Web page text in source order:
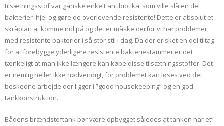
tilsætningsstof var ganske enkelt antibiotika, som ville slå en del
bakterier ihjel og gøre de overlevende resistente! Dette er absolut et
skråplan at komme ind på og det er måske derfor vi har problemer
med resistente bakterier i så stor stil i dag. Da der er sket en del tiltag
for at forebygge yderligere resistente bakteriestammer er det
tænkeligt at man ikke længere kan købe disse tilsætningsstoffer. Det
er nemlig heller ikke nødvendigt, for problemet kan løses ved det
beskedne arbejde der ligger i ”good housekeeping” og en god
tankkonstruktion.
Bådens brændstoftank bør være opbygget således at tanken har et”